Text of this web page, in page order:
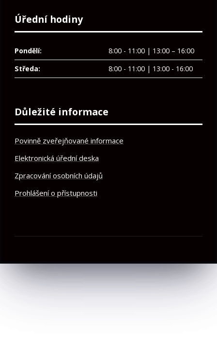
Úřední hodiny
Pondělí:
8:00 - 11:00 | 13:00 – 16:00
Středa:
8:00 - 11:00 | 13:00 - 16:00
Důležité informace
Povinně zveřejňované informace
Elektronická úřední deska
Zpracování osobních údajů
Prohlášení o přístupnosti